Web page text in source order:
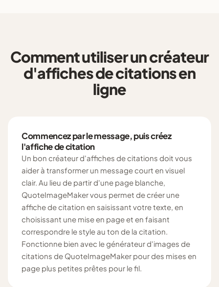
Comment utiliser un créateur
d'affiches de citations en
ligne
Commencez par le message, puis créez
l'affiche de citation
Un bon créateur d'affiches de citations doit vous
aider à transformer un message court en visuel
clair. Au lieu de partir d'une page blanche,
QuoteImageMaker vous permet de créer une
affiche de citation en saisissant votre texte, en
choisissant une mise en page et en faisant
correspondre le style au ton de la citation.
Fonctionne bien avec le générateur d'images de
citations de QuoteImageMaker pour des mises en
page plus petites prêtes pour le fil.